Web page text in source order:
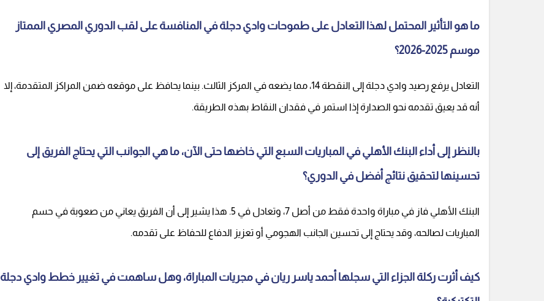
ما هو التأثير المحتمل لهذا التعادل على طموحات وادي دجلة في المنافسة على لقب الدوري المصري الممتاز
موسم 2025-2026؟
التعادل يرفع رصيد وادي دجلة إلى النقطة 14، مما يضعه في المركز الثالث. بينما يحافظ على موقعه ضمن المراكز المتقدمة، إلا
أنه قد يعيق تقدمه نحو الصدارة إذا استمر في فقدان النقاط بهذه الطريقة.
بالنظر إلى أداء البنك الأهلي في المباريات السبع التي خاضها حتى الآن، ما هي الجوانب التي يحتاج الفريق إلى
تحسينها لتحقيق نتائج أفضل في الدوري؟
البنك الأهلي فاز في مباراة واحدة فقط من أصل 7، وتعادل في 5. هذا يشير إلى أن الفريق يعاني من صعوبة في حسم
المباريات لصالحه، وقد يحتاج إلى تحسين الجانب الهجومي أو تعزيز الدفاع للحفاظ على تقدمه.
كيف أثرت ركلة الجزاء التي سجلها أحمد ياسر ريان في مجريات المباراة، وهل ساهمت في تغيير خطط وادي دجلة